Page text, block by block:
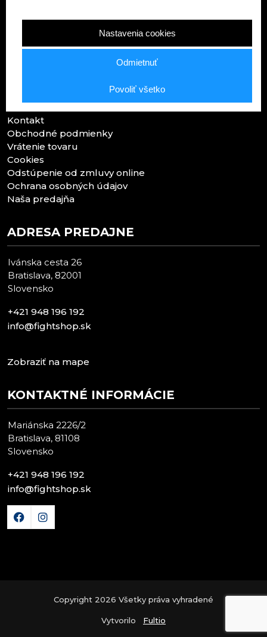
Octagon - Deti
Octagon - Muži
Kontakt
Obchodné podmienky
Vrátenie tovaru
Cookies
Odstúpenie od zmluvy online
Ochrana osobných údajov
Naša predajňa
ADRESA PREDAJNE
Ivánska cesta 26
Bratislava, 82001
Slovensko
+421 948 196 192
info@fightshop.sk
Zobraziť na mape
KONTAKTNÉ INFORMÁCIE
Mariánska 2226/2
Bratislava, 81108
Slovensko
+421 948 196 192
info@fightshop.sk
Copyright 2026 Všetky práva vyhradené
Vytvorilo Fultio
Nastavenia cookies
Odmietnuť
Povoliť všetko